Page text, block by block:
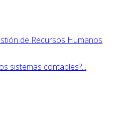
de Recursos Humanos
sistemas contables?...